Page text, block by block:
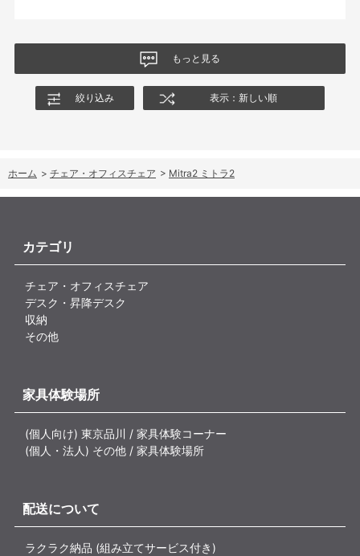
もっと見る
絞り込み 表示：新しい順
ホーム > チェア・オフィスチェア > Mitra2 ミトラ2
カテゴリ
チェア・オフィスチェア
デスク・昇降デスク
収納
その他
家具体験場所
(個人向け) 東京品川 / 家具体験コーナー
(個人・法人) その他 / 家具体験場所
配送について
ラクラク納品 (組み立てサービス付き)